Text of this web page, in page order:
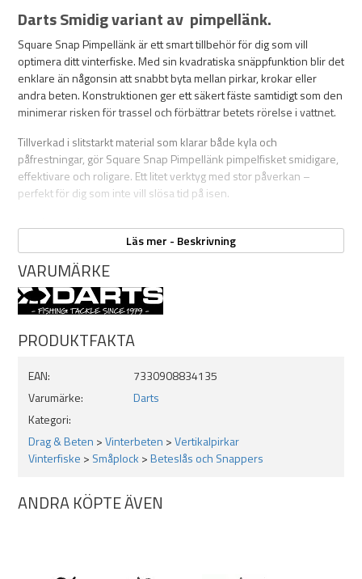
Darts Smidig variant av pimpellänk.
Square Snap Pimpellänk är ett smart tillbehör för dig som vill
optimera ditt vinterfiske. Med sin kvadratiska snäppfunktion blir det
enklare än någonsin att snabbt byta mellan pirkar, krokar eller
andra beten. Konstruktionen ger ett säkert fäste samtidigt som den
minimerar risken för trassel och förbättrar betets rörelse i vattnet.
Tillverkad i slitstarkt material som klarar både kyla och
påfrestningar, gör Square Snap Pimpellänk pimpelfisket smidigare,
effektivare och roligare. Ett litet verktyg med stor påverkan –
perfekt för dig som inte vill slösa tid på isen.
4-pack
Läs mer - Beskrivning
VARUMÄRKE
PRODUKTFAKTA
EAN:
7330908834135
Varumärke:
Darts
Kategori:
Drag & Beten >Vinterbeten >Vertikalpirkar
Vinterfiske > Småplock >Beteslås och Snappers
ANDRA KÖPTE ÄVEN